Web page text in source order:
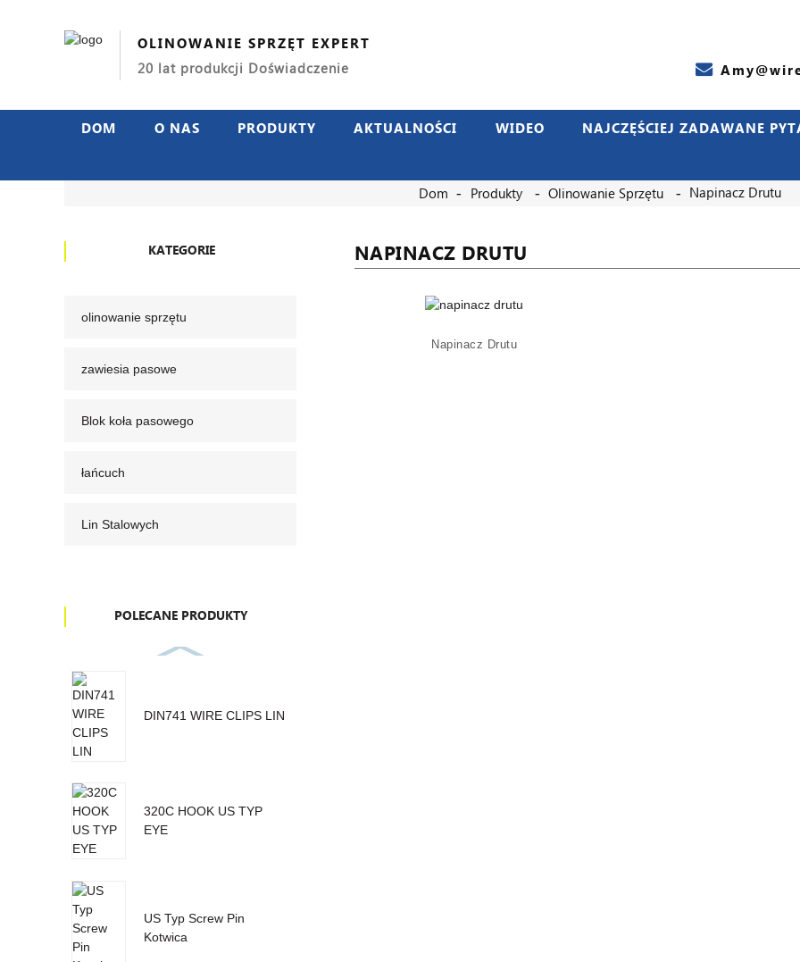
OLINOWANIE SPRZĘT EXPERT
20 lat produkcji Doświadczenie
DOM O NAS PRODUKTY AKTUALNOŚCI WIDEO NAJCZĘŚCIEJ ZADAWANE
Dom Produkty Olinowanie Sprzętu Napinacz Drutu
KATEGORIE
olinowanie sprzętu
zawiesia pasowe
Blok koła pasowego
łańcuch
Lin Stalowych
POLECANE PRODUKTY
DIN741 WIRE CLIPS LIN
320C HOOK US TYP
EYE
US Typ Screw Pin
Kotwica
NAPINACZ DRUTU
Napinacz Drutu